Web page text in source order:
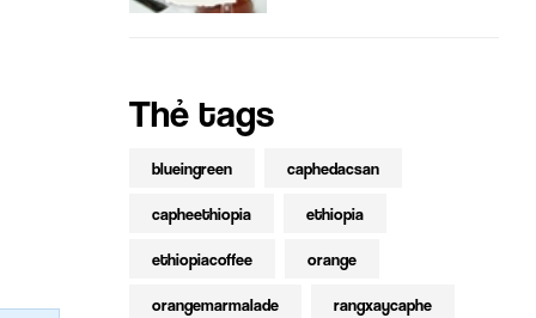
Thẻ tags
blueingreen caphedacsan
capheethiopia ethiopia
ethiopiacoffee orange
orangemarmalade rangxaycaphe